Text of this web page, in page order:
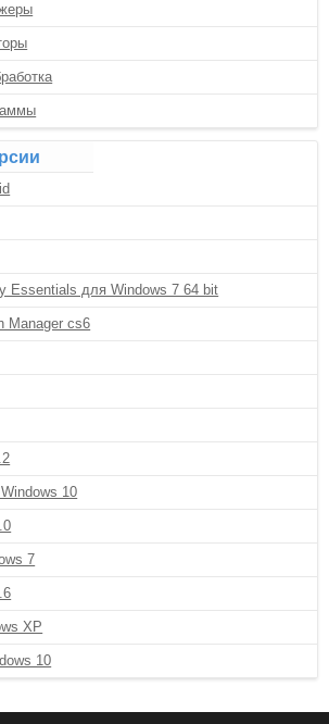
Essentials для Windows 7 64 bit
Manager cs6
10
7
XP
10